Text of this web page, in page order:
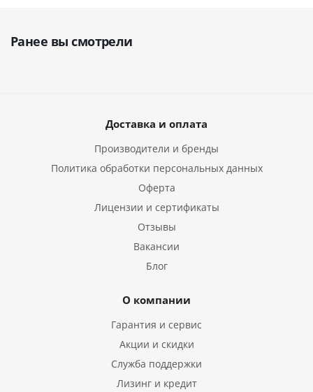
Ранее вы смотрели
Доставка и оплата
Производители и бренды
Политика обработки персональных данных
Оферта
Лицензии и сертификаты
Отзывы
Вакансии
Блог
О компании
Гарантия и сервис
Акции и скидки
Служба поддержки
Лизинг и кредит